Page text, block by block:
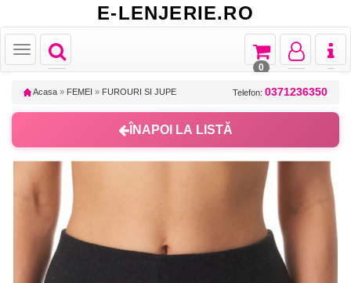
E-LENJERIE.RO
Toggle
navigation
Toggle
Toggle
navigation
Toggle
navigation
Toggle
navigation
0
Acasa » FEMEI » FUROURI SI JUPE Telefon: 0371236350
ÎNAPOI LA LISTĂ